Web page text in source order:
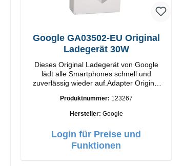
Google GA03502-EU Original
Ladegerät 30W
Dieses Original Ladegerät von Google
lädt alle Smartphones schnell und
zuverlässig wieder auf.Adapter Original
Anschlüsse: USB-C Output: 30W Farbe:
Weiss
Produktnummer: 123267
Hersteller: Google
Login für Preise und
Funktionen